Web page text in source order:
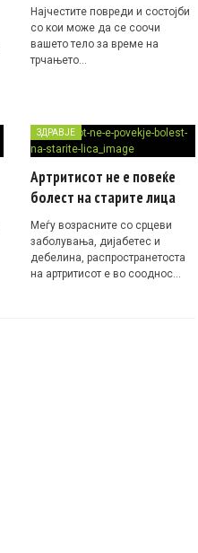
Најчестите повреди и состојби
со кои може да се соочи
вашето тело за време на
трчањето…
ЗДРАВЈЕ
Артритисот не е повеќе
болест на старите лица
Меѓу возрасните со срцеви
заболувања, дијабетес и
дебелина, распространетоста
на артритисот е во сооднос…